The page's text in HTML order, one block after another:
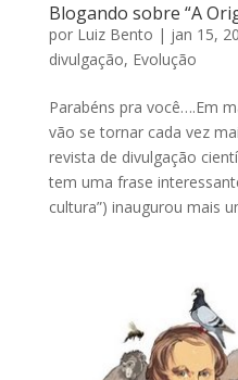
Blogando sobre “A
por Luiz Bento | jan 15,
divulgação, Evolução
Parabéns pra você….Em
vão se tornar cada vez
revista de divulgação
tem uma frase
cultura”) inaugurou mais